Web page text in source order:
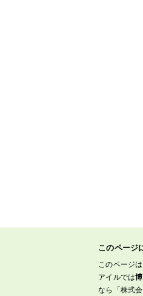
このページ
このページ
アイルでは
なら「株式